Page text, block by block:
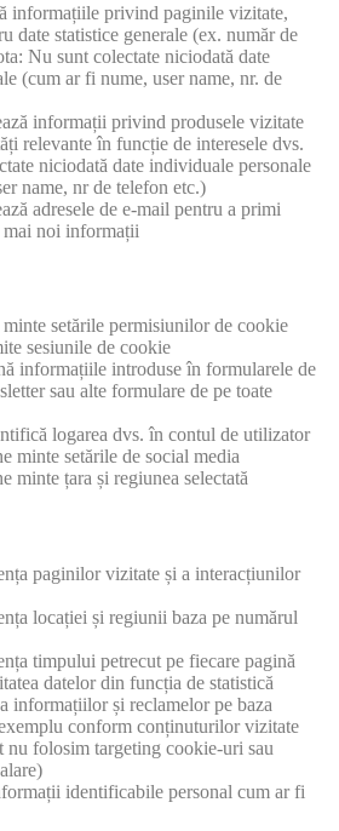
informațiile privind paginile vizitate,
date statistice generale (ex. număr de
Nu sunt colectate niciodată date
(cum ar fi nume, user name, nr. de
informații privind produsele vizitate
relevante în funcție de interesele dvs.
niciodată date individuale personale
name, nr de telefon etc.)
adresele de e-mail pentru a primi
mai noi informații
setările permisiunilor de cookie
sesiunile de cookie
informațiile introduse în formularele de
sau alte formulare de pe toate
logarea dvs. în contul de utilizator
minte setările de social media
minte țara și regiunea selectată
paginilor vizitate și a interacțiunilor
locației și regiunii baza pe numărul
timpului petrecut pe fiecare pagină
datelor din funcția de statistică
informațiilor și reclamelor pe baza
conform conținuturilor vizitate
nu folosim targeting cookie-uri sau
identificabile personal cum ar fi